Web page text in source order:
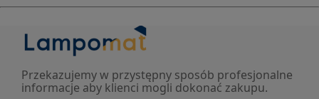
Przekazujemy w przystępny sposób profesjonalne
informacje aby klienci mogli dokonać zakupu.